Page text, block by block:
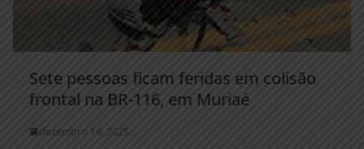
Sete pessoas ficam feridas em colisão
frontal na BR-116, em Muriaé
dezembro 16, 2025